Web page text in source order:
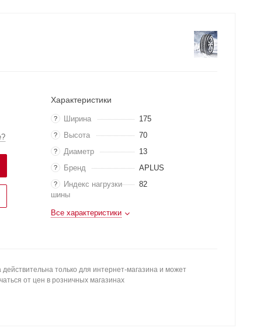
Характеристики
? Ширина 175
? Высота 70
? Диаметр 13
? Бренд APLUS
?
Индекс нагрузки
шины
82
Все характеристики
действительна только для интернет-магазина и может
от цен в розничных магазинах